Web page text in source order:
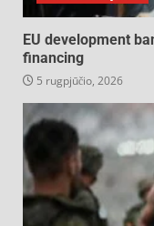
EU development
financing
5 rugpjūčio, 2026